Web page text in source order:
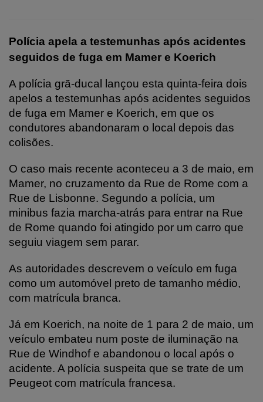
Polícia apela a testemunhas após acidentes
seguidos de fuga em Mamer e Koerich
A polícia grã-ducal lançou esta quinta-feira dois
apelos a testemunhas após acidentes seguidos
de fuga em Mamer e Koerich, em que os
condutores abandonaram o local depois das
colisões.
O caso mais recente aconteceu a 3 de maio, em
Mamer, no cruzamento da Rue de Rome com a
Rue de Lisbonne. Segundo a polícia, um
minibus fazia marcha-atrás para entrar na Rue
de Rome quando foi atingido por um carro que
seguiu viagem sem parar.
As autoridades descrevem o veículo em fuga
como um automóvel preto de tamanho médio,
com matrícula branca.
Já em Koerich, na noite de 1 para 2 de maio, um
veículo embateu num poste de iluminação na
Rue de Windhof e abandonou o local após o
acidente. A polícia suspeita que se trate de um
Peugeot com matrícula francesa.